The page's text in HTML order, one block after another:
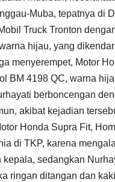
Muba, tepatnya di
Truck Tronton
hijau, yang
menyerempet, Motor
BM 4198 QC, warna
berboncengan
akibat kejadian
Honda Supra Fit,
di TKP, karena
kepala, sedangkan
ringan ditangan dan